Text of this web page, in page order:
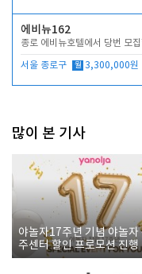
에비뉴162
종로 에비뉴호텔에서 당번 모
서울 종로구 월 3,300,000원
많이 본 기사
야놀자17주년 기념 야놀자
주센터 할인 프로모션 진행